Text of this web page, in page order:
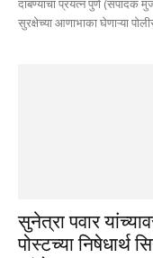
दाबण्याचा प्रयत्न पुणे (संपादक
सुरक्षेच्या आणाभाका घेणाऱ्या
सुनेत्रा पवार
पोस्टच्या निषेधार्थ